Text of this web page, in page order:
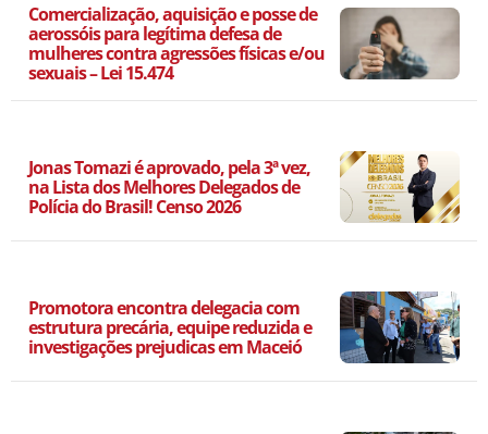
Comercialização, aquisição e posse de
aerossóis para legítima defesa de
mulheres contra agressões físicas e/ou
sexuais – Lei 15.474
Jonas Tomazi é aprovado, pela 3ª vez,
na Lista dos Melhores Delegados de
Polícia do Brasil! Censo 2026
Promotora encontra delegacia com
estrutura precária, equipe reduzida e
investigações prejudicas em Maceió